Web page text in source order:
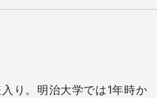
り。明治大学では1年時か